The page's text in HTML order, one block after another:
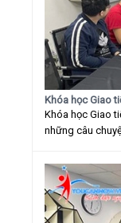
Khóa học Giao
Khóa học Giao
những câu